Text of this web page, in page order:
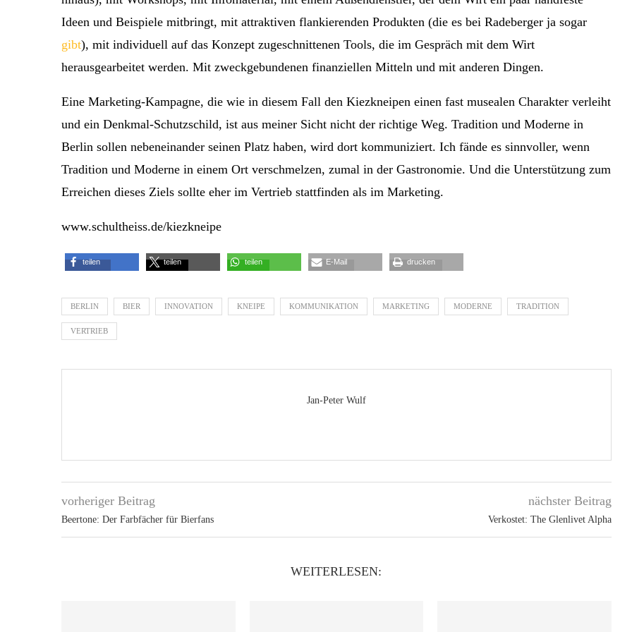
Ideen und Beispiele mitbringt, mit attraktiven flankierenden Produkten (die es bei Radeberger ja sogar
gibt), mit individuell auf das Konzept zugeschnittenen Tools, die im Gespräch mit dem Wirt
herausgearbeitet werden. Mit zweckgebundenen finanziellen Mitteln und mit anderen Dingen.
Eine Marketing-Kampagne, die wie in diesem Fall den Kiezkneipen einen fast musealen Charakter verleiht
und ein Denkmal-Schutzschild, ist aus meiner Sicht nicht der richtige Weg. Tradition und Moderne in
Berlin sollen nebeneinander seinen Platz haben, wird dort kommuniziert. Ich fände es sinnvoller, wenn
Tradition und Moderne in einem Ort verschmelzen, zumal in der Gastronomie. Und die Unterstützung zum
Erreichen dieses Ziels sollte eher im Vertrieb stattfinden als im Marketing.
www.schultheiss.de/kiezkneipe
teilen teilen teilen E-Mail drucken
BERLIN BIER INNOVATION KNEIPE KOMMUNIKATION MARKETING MODERNE TRADITION
VERTRIEB
Jan-Peter Wulf
vorheriger Beitrag
Beertone: Der Farbfächer für Bierfans
nächster Beitrag
Verkostet: The Glenlivet Alpha
WEITERLESEN: